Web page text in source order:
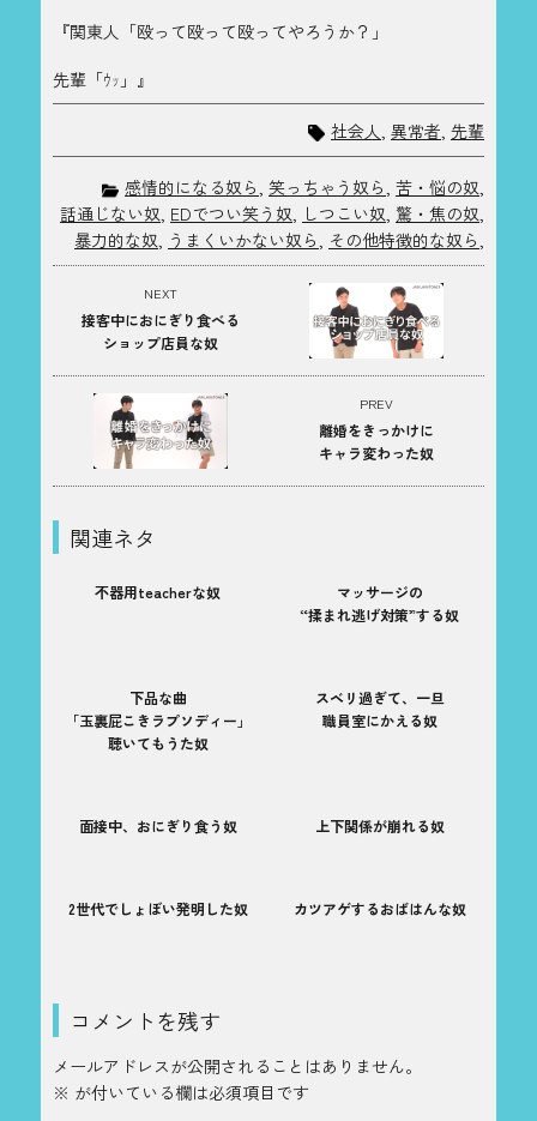
『関東人「殴って殴って殴ってやろうか？」
先輩「ｳｯ」』
社会人 異常者 先輩
感情的になる奴ら, 笑っちゃう奴ら, 苦・悩の奴,
話通じない奴, EDでつい笑う奴, しつこい奴, 驚・焦の奴,
暴力的な奴, うまくいかない奴ら, その他特徴的な奴ら,
PREV
離婚をきっかけに
キャラ変わった奴
NEXT
接客中におにぎり食べる
ショップ店員な奴
関連ネタ
不器用teacherな奴
マッサージの
“揉まれ逃げ対策”する奴
下品な曲
「玉裏屁こきラプソディー」
聴いてもうた奴
スベリ過ぎて、一旦
職員室にかえる奴
面接中、おにぎり食う奴 上下関係が崩れる奴
2世代でしょぼい発明した奴 カツアゲするおばはんな奴
コメントを残す
メールアドレスが公開されることはありません。
※ が付いている欄は必須項目です